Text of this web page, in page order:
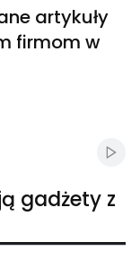
artykuły
firmom w
gadżety z